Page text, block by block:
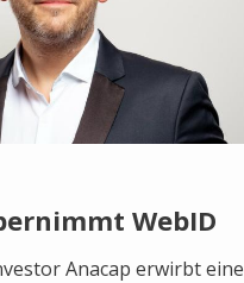
WebID
Anacap erwirbt eine